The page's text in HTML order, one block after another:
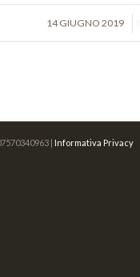
14 GIUGNO 2019
/
| Informativa Privacy